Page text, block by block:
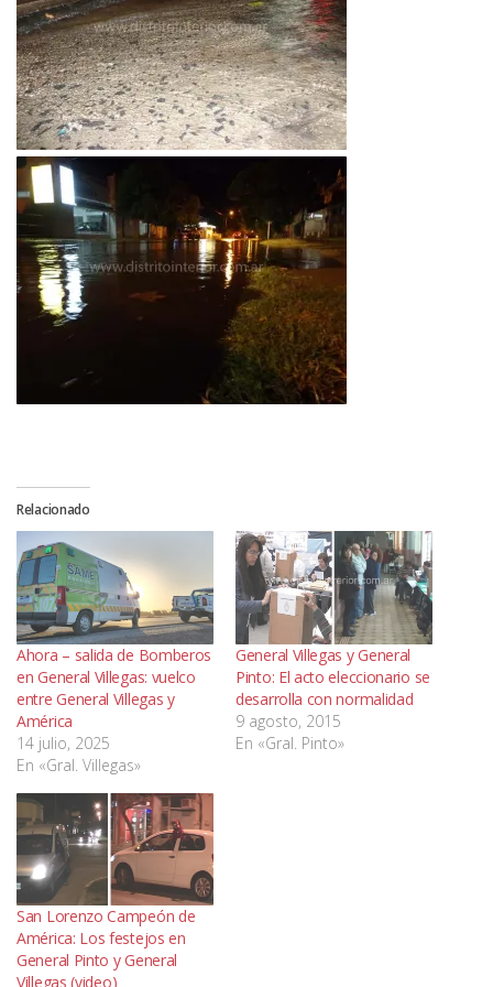
Relacionado
Ahora – salida de Bomberos
en General Villegas: vuelco
entre General Villegas y
América
14 julio, 2025
En «Gral. Villegas»
General Villegas y General
Pinto: El acto eleccionario se
desarrolla con normalidad
9 agosto, 2015
En «Gral. Pinto»
San Lorenzo Campeón de
América: Los festejos en
General Pinto y General
Villegas (video)